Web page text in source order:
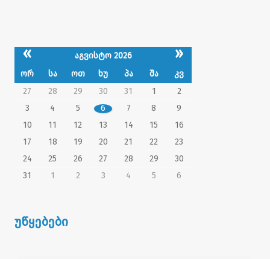
« აგვისტო 2026 »
ორ სა ოთ ხუ პა შა
კვ
27
28 29 30 31 1
2
3
4 5 6 7 8
9
10
11 12 13 14 15
16
17
18 19 20 21 22
23
24
25 26 27 28 29
30
31
1 2 3 4 5 6
უწყებები